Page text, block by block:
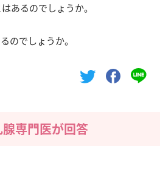
あるのでしょうか。
のでしょうか。
専門医が回答